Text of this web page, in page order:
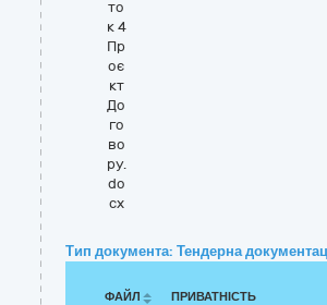
то
к 4
Пр
оє
кт
До
го
во
ру.
do
cx
Тип документа: Тендерна
ФАЙЛ ПРИВАТНІСТЬ